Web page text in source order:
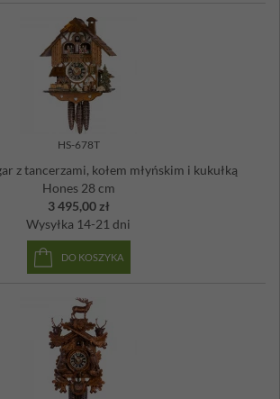
HS-678T
z tancerzami, kołem młyńskim i kukułką
Hones 28 cm
3 495,00 zł
Wysyłka 14-21 dni
DO KOSZYKA